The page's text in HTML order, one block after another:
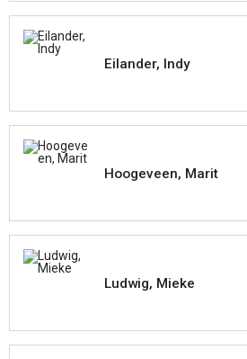
Eilander, Indy
Hoogeveen, Marit
Ludwig, Mieke